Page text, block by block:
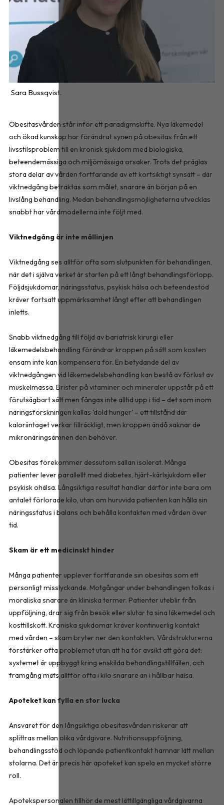
Sara Bussqvist.
Obesitasvården står inför ett paradigmskifte. Nya läkemedel
och ökad kunskap har förändrat synen på obesitas från ett
livsstilsproblem till en kronisk sjukdom med biologiska,
beteendemässiga och miljömässiga orsaker. Trots det präglas
stora delar av vården fortfarande av ett kortsiktigt synsätt – där
viktnedgång betraktas som målet, snarare än början på en
livslång behandling. Medan behandlingsmöjligheterna utvecklas
snabbt har vårdmodellerna inte följt med.
Viktnedgång är inte mållinjen
Viktnedgång ses alltför ofta som slutpunkten för behandlingen,
när det i själva verket är starten på ett långt behandlingsförlopp.
Följdsjukdomar, näringsstatus, psykisk hälsa och beteendestöd
kräver fortsatt uppmärksamhet långt efter att behandlingen
inletts.
Snabb viktnedgång till följd av bariatrisk kirurgi eller
läkemedelsbehandling förändrar kroppen på sätt som kosten
ensam inte kan kompensera för. En betydande del av
viktnedgången vid läkemedelsbehandling kan bestå av förlust av
muskelmassa. Brister på vitaminer och mineraler uppstår på ett
förutsägbart sätt men fångas inte alltid upp i tid – det som inom
näringsforskningen kallas 'dold hunger' – ett tillstånd där
kaloriintaget verkar tillräckligt, men kroppen ändå saknar de
mikronäringsämnen den behöver.
Obesitas förekommer dessutom sällan isolerat. Många
patienter lever parallellt med diabetes, hjärt-kärlsjukdom eller
psykisk ohälsa. Långsiktiga resultat handlar därför inte bara om
antalet förlorade kilo, utan om huruvida patienten kan hålla sin
näringsstatus i balans och behålla kontakten med vården över
tid.
Skam är ett medicinskt hinder
Många patienter upplever fortfarande sin obesitas som ett
personligt misslyckande. Motgångar under behandlingen tolkas i
moraliska snarare än kliniska termer. Patienter uteblir från
uppföljning, drar sig från besök eller slutar ta sina läkemedel och
kosttillskott. Kroniska sjukdomar kräver kontinuerlig kontakt
med vården – skam bryter ner den kontakten. Vårdstrukturerna
förstärker ofta problemet utan att ha för avsikt att göra det:
systemet är uppbyggt kring enskilda behandlingstillfällen, och
framgång mäts alltför ofta i kilo snarare än i hållbar hälsa.
Apoteket kan fylla en stor lucka
Ansvaret för den långsiktiga obesitasvården riskerar att
splittras mellan olika vårdgivare. Nutritionsuppföljning,
behandlingsstöd och löpande patientkontakt hamnar lätt mellan
stolarna. Det är precis här apoteket kan spela en mycket större
roll.
Apotekspersonalen tillhör de mest lättillgängliga vårdgivarna